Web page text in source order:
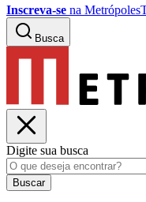
Inscreva-se na
Busca
Digite sua busca
Buscar